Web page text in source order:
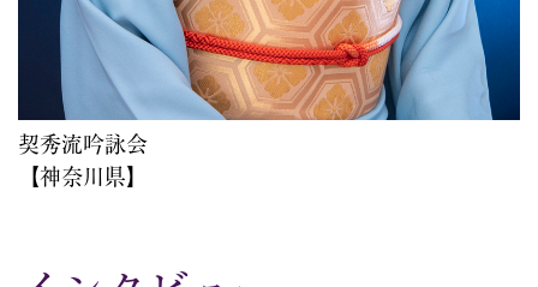
契秀流吟詠会
【神奈川県】